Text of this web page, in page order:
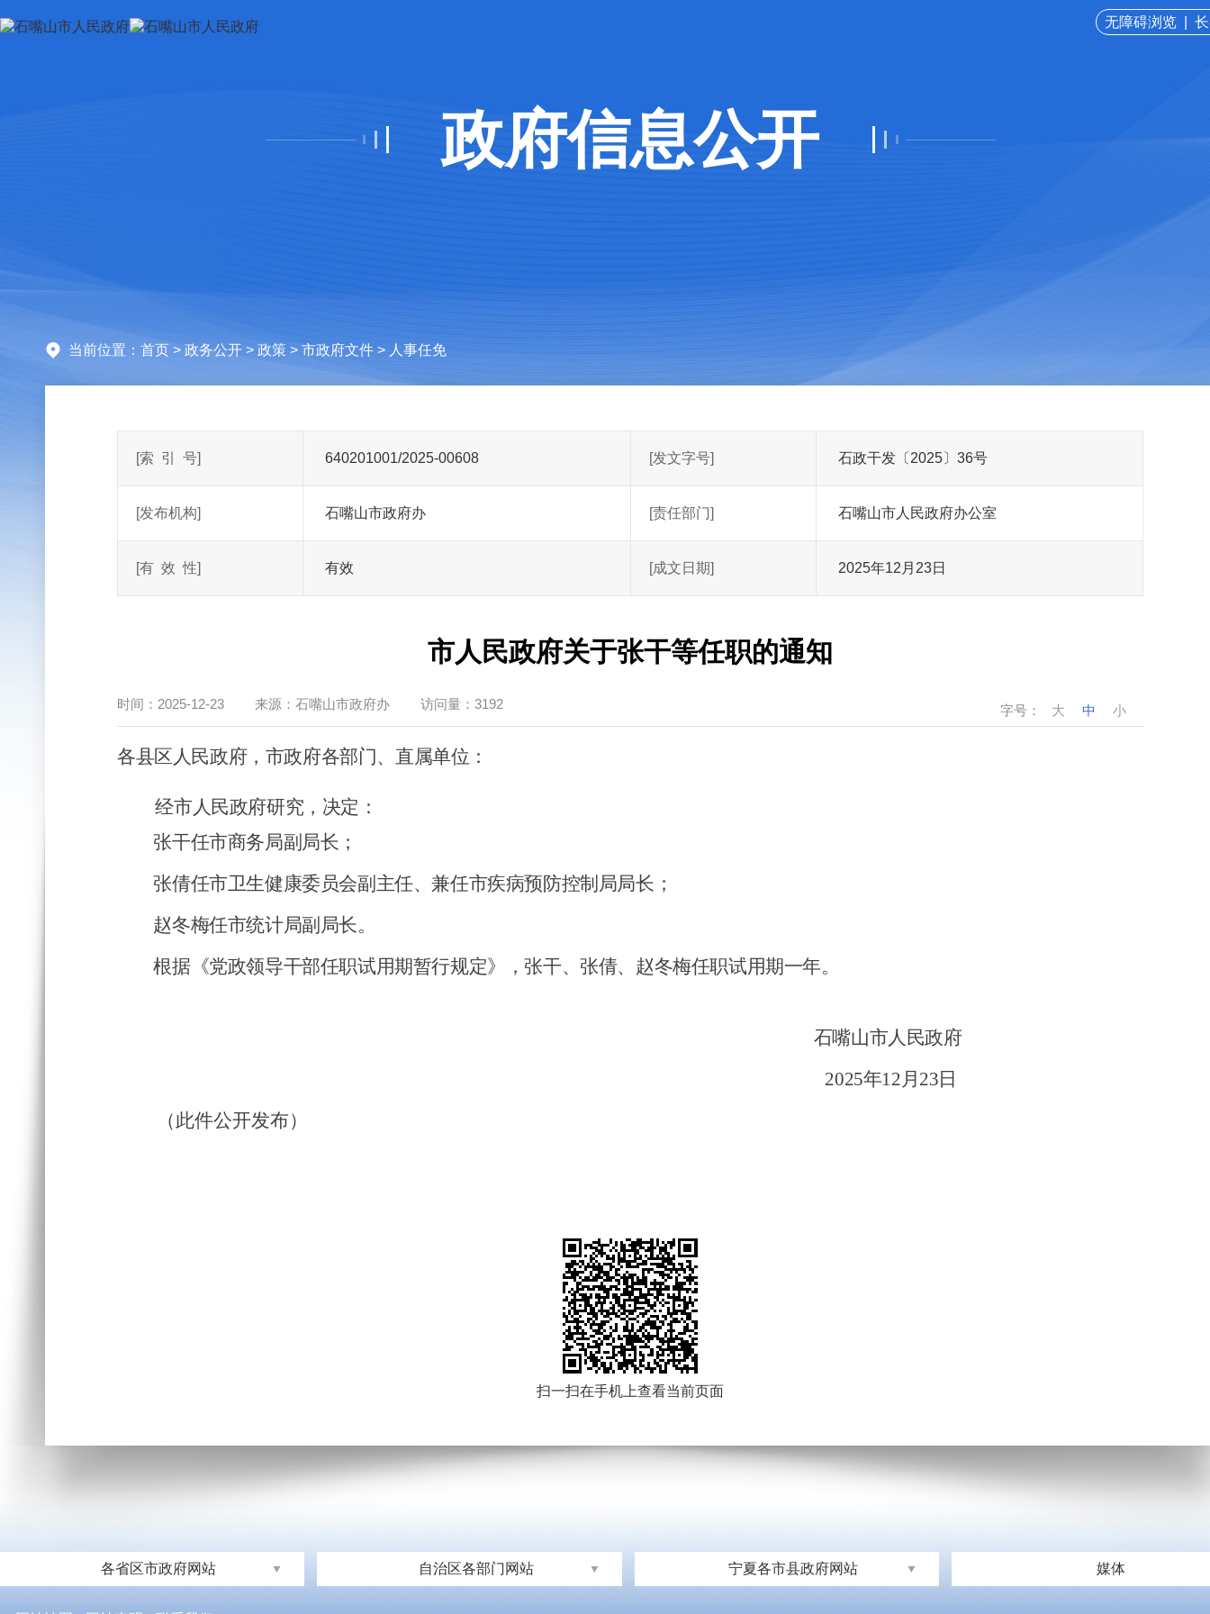
无障碍浏览
政府信息公开
当前位置： 首页 > 政务公开 > 政策 > 市政府文件 > 人事任免
[索 引 号] 640201001/2025-00608 [发文字号] 石政干发〔2025〕36号
[发布机构] 石嘴山市政府办 [责任部门] 石嘴山市人民政府办公室
[有 效 性] 有效 [成文日期] 2025年12月23日
市人民政府关于张干等任职的通知
时间： 2025-12-23 来源： 石嘴山市政府办 访问量：3192 字号： 大 中 小
各县区人民政府，市政府各部门、直属单位：
经市人民政府研究，决定：
张干任市商务局副局长；
张倩任市卫生健康委员会副主任、兼任市疾病预防控制局局长；
赵冬梅任市统计局副局长。
根据《党政领导干部任职试用期暂行规定》，张干、张倩、赵冬梅任职试用期一年。
石嘴山市人民政府
2025年12月 23日
（此件公开发布）
扫一扫在手机上查看当前页面
各省区市政府网站 自治区各部门网站 宁夏各市县政府网站 媒体